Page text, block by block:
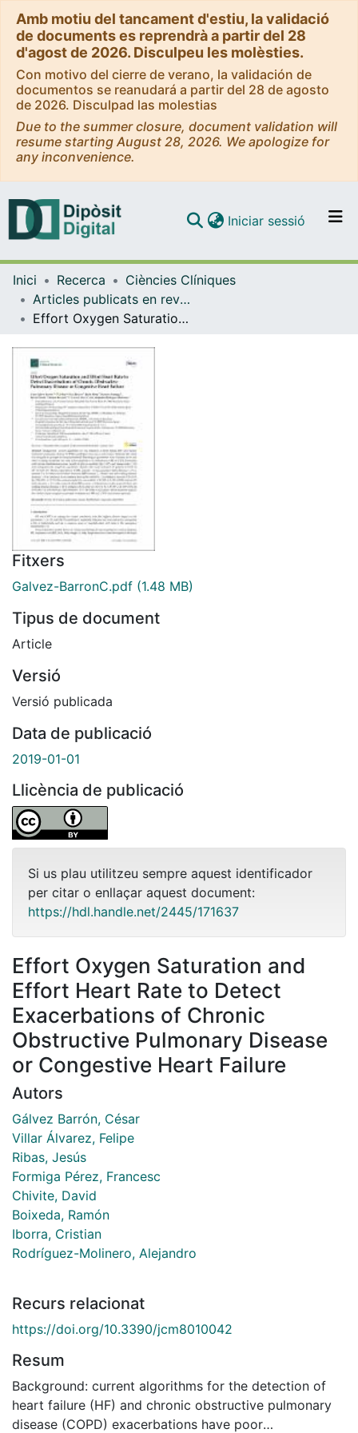
Amb motiu del tancament d'estiu, la validació
de documents es reprendrà a partir del 28
d'agost de 2026. Disculpeu les molèsties.
Con motivo del cierre de verano, la validación de
documentos se reanudará a partir del 28 de agosto
de 2026. Disculpad las molestias
Due to the summer closure, document validation will
resume starting August 28, 2026. We apologize for
any inconvenience.
Navega per tot el DD
Com publicar
Iniciar sessió (current)
Inici Recerca
Ciències Clíniques
Articles publicats en revistes (Ciències Clíniques)
Effort Oxygen Saturation and Effort Heart Rate to Detect Exacerbations of Chronic Obstructive Pulmonary Disease or Congestive Heart Failure
Fitxers
Galvez-BarronC.pdf (1.48 MB)
Tipus de document
Article
Versió
Versió publicada
Data de publicació
2019-01-01
Llicència de publicació
Si us plau utilitzeu sempre aquest identificador
per citar o enllaçar aquest document:
https://hdl.handle.net/2445/171637
Effort Oxygen Saturation and
Effort Heart Rate to Detect
Exacerbations of Chronic
Obstructive Pulmonary Disease
or Congestive Heart Failure
Autors
Gálvez Barrón, César
Villar Álvarez, Felipe
Ribas, Jesús
Formiga Pérez, Francesc
Chivite, David
Boixeda, Ramón
Iborra, Cristian
Rodríguez-Molinero, Alejandro
Recurs relacionat
https://doi.org/10.3390/jcm8010042
Resum
Background: current algorithms for the detection of
heart failure (HF) and chronic obstructive pulmonary
disease (COPD) exacerbations have poor